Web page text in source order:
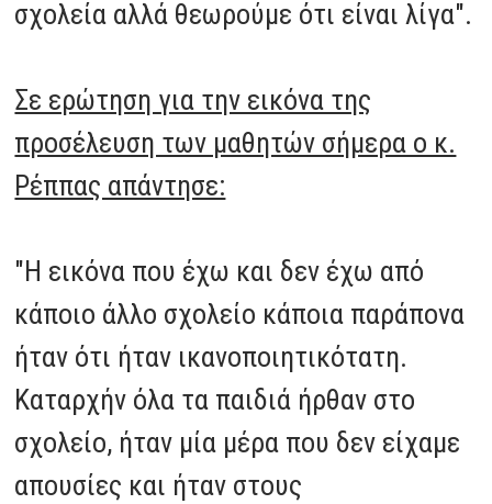
σχολεία αλλά θεωρούμε ότι είναι λίγα".
Σε ερώτηση για την εικόνα της
προσέλευση των μαθητών σήμερα ο κ.
Ρέππας απάντησε:
"Η εικόνα που έχω και δεν έχω από
κάποιο άλλο σχολείο κάποια παράπονα
ήταν ότι ήταν ικανοποιητικότατη.
Καταρχήν όλα τα παιδιά ήρθαν στο
σχολείο, ήταν μία μέρα που δεν είχαμε
απουσίες και ήταν στους